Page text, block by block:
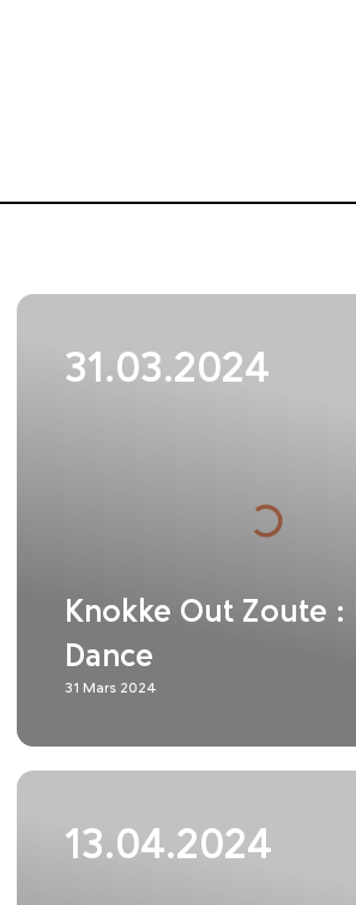
31.03.2024
Knokke Out Zoute :
Dance
31 Mars 2024
13.04.2024